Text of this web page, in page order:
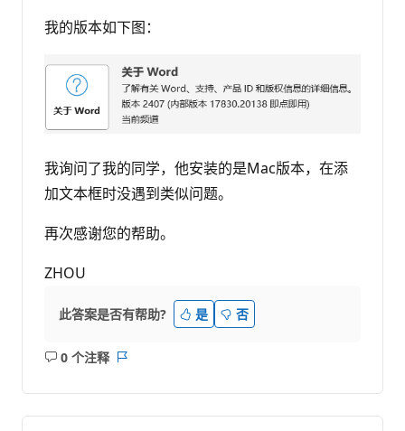
我的版本如下图：
我询问了我的同学，他安装的是Mac版本，在添
加文本框时没遇到类似问题。
再次感谢您的帮助。
ZHOU
此答案是否有帮助? 是 否
0 个注释
无